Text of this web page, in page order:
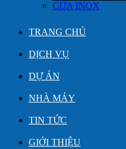
CỬA INOX
TRANG CHỦ
DỊCH VỤ
DỰ ÁN
NHÀ MÁY
TIN TỨC
GIỚI THIỆU